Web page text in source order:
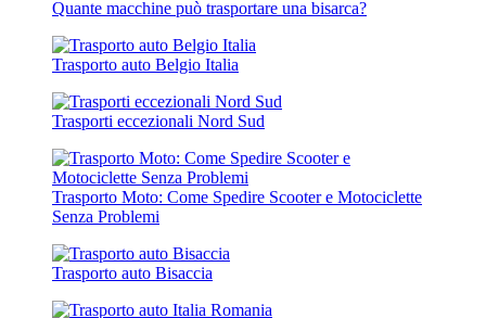
Quante macchine può trasportare una bisarca?
Trasporto auto Belgio Italia
Trasporti eccezionali Nord Sud
Trasporto Moto: Come Spedire Scooter e Motociclette
Senza Problemi
Trasporto auto Bisaccia